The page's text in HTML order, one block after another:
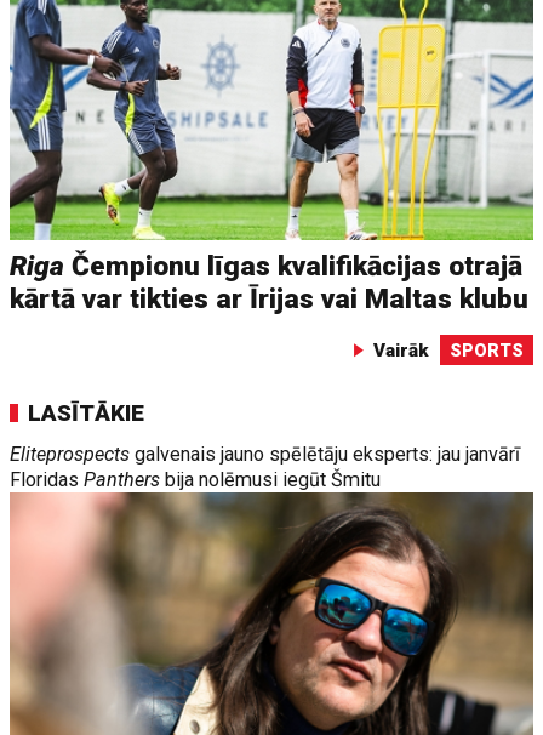
Riga Čempionu līgas kvalifikācijas otrajā
kārtā var tikties ar Īrijas vai Maltas klubu
Vairāk SPORTS
LASĪTĀKIE
Eliteprospects galvenais jauno spēlētāju eksperts: jau janvārī
FloridasPanthers bija nolēmusi iegūt Šmitu